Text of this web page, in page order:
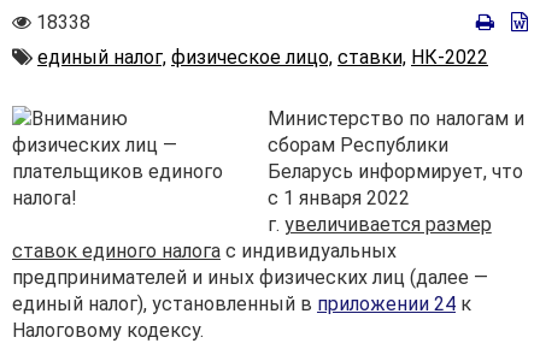
Количество
просмотров
18338
Автор
единый налог, физическое лицо, ставки, НК-2022
Министерство по налогам и
сборам Республики
Беларусь информирует, что
с 1 января 2022
г. увеличивается размер
ставок единого налога с индивидуальных
предпринимателей и иных физических лиц (далее —
единый налог), установленный в приложении 24 к
Налоговому кодексу.